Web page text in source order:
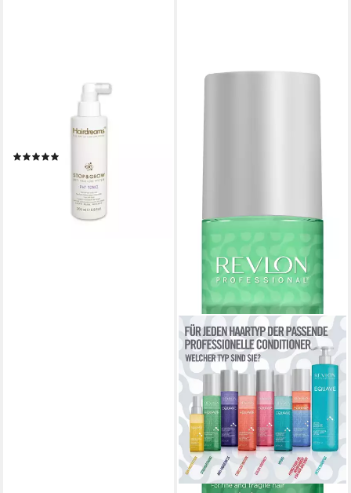
Haartonikum Stop & Grow pht
Haarausfall, Haarwuchs
lieferbar - in 3-4 Werktagen bei dir